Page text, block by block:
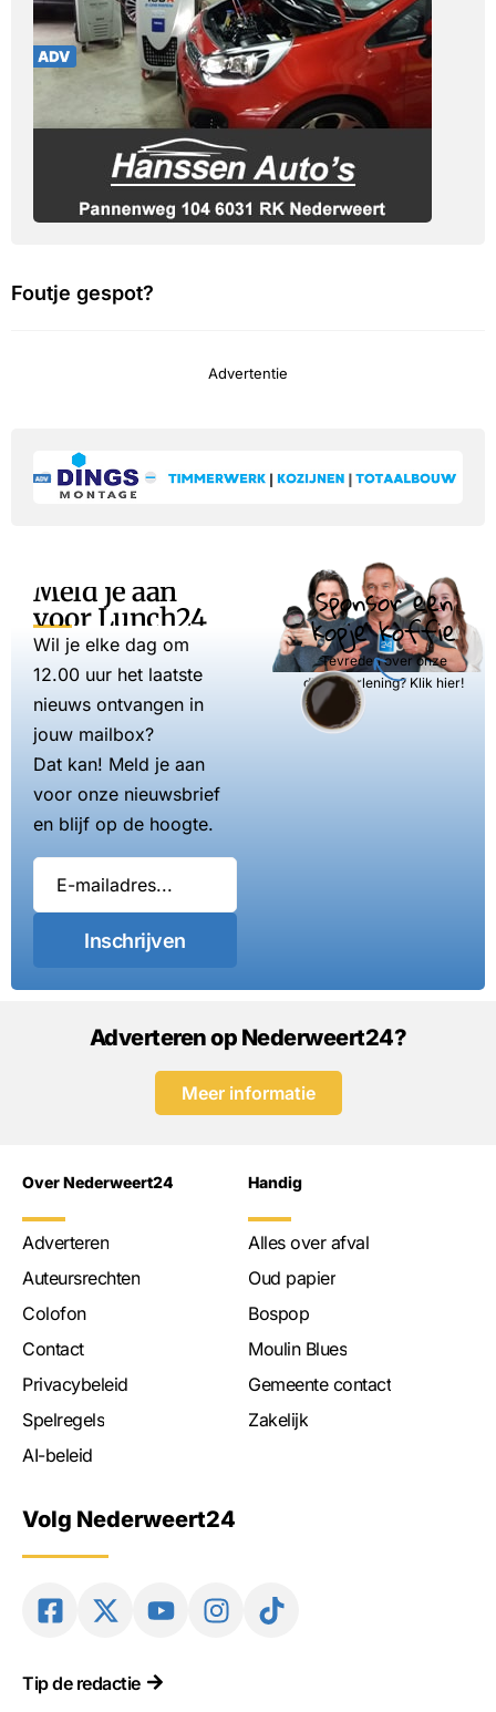
Foutje gespot?
Advertentie
Meld je aan
voor Lunch24
Wil je elke dag om
12.00 uur het laatste
nieuws ontvangen in
jouw mailbox?
Dat kan! Meld je aan
voor onze nieuwsbrief
en blijf op de hoogte.
Inschrijven
Sponsor een
kopje koffie
Tevreden over onze
dienstverlening? Klik hier!
Adverteren op Nederweert24?
Meer informatie
Over Nederweert24
Adverteren
Auteursrechten
Colofon
Contact
Privacybeleid
Spelregels
AI-beleid
Handig
Alles over afval
Oud papier
Bospop
Moulin Blues
Gemeente contact
Zakelijk
Volg Nederweert24
Tip de redactie